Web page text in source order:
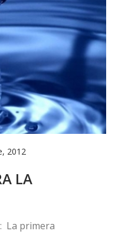
2012
LA
La primera